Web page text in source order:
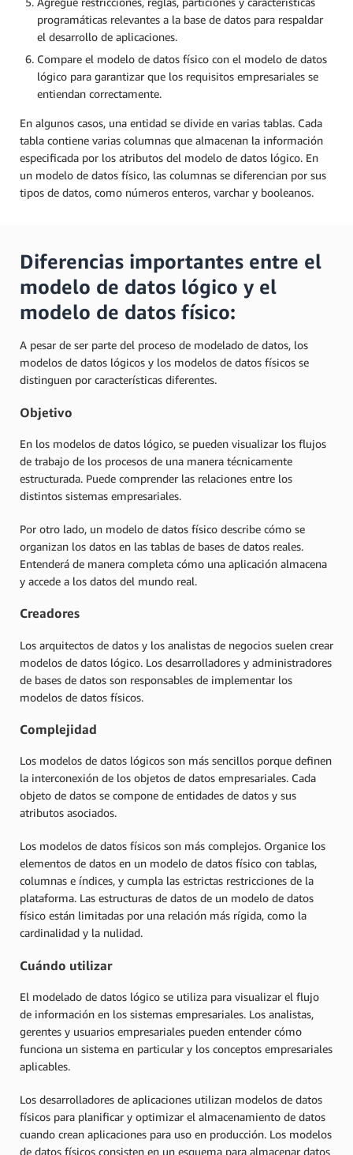
programáticas relevantes a la base de datos para respaldar
el desarrollo de aplicaciones.
Compare el modelo de datos físico con el modelo de datos
lógico para garantizar que los requisitos empresariales se
entiendan correctamente.
En algunos casos, una entidad se divide en varias tablas. Cada
tabla contiene varias columnas que almacenan la información
especificada por los atributos del modelo de datos lógico. En
un modelo de datos físico, las columnas se diferencian por sus
tipos de datos, como números enteros, varchar y booleanos.
Diferencias importantes entre el
modelo de datos lógico y el
modelo de datos físico:
A pesar de ser parte del proceso de modelado de datos, los
modelos de datos lógicos y los modelos de datos físicos se
distinguen por características diferentes.
Objetivo
En los modelos de datos lógico, se pueden visualizar los flujos
de trabajo de los procesos de una manera técnicamente
estructurada. Puede comprender las relaciones entre los
distintos sistemas empresariales.
Por otro lado, un modelo de datos físico describe cómo se
organizan los datos en las tablas de bases de datos reales.
Entenderá de manera completa cómo una aplicación almacena
y accede a los datos del mundo real.
Creadores
Los arquitectos de datos y los analistas de negocios suelen crear
modelos de datos lógico. Los desarrolladores y administradores
de bases de datos son responsables de implementar los
modelos de datos físicos.
Complejidad
Los modelos de datos lógicos son más sencillos porque definen
la interconexión de los objetos de datos empresariales. Cada
objeto de datos se compone de entidades de datos y sus
atributos asociados.
Los modelos de datos físicos son más complejos. Organice los
elementos de datos en un modelo de datos físico con tablas,
columnas e índices, y cumpla las estrictas restricciones de la
plataforma. Las estructuras de datos de un modelo de datos
físico están limitadas por una relación más rígida, como la
cardinalidad y la nulidad.
Cuándo utilizar
El modelado de datos lógico se utiliza para visualizar el flujo
de información en los sistemas empresariales. Los analistas,
gerentes y usuarios empresariales pueden entender cómo
funciona un sistema en particular y los conceptos empresariales
aplicables.
Los desarrolladores de aplicaciones utilizan modelos de datos
físicos para planificar y optimizar el almacenamiento de datos
cuando crean aplicaciones para uso en producción. Los modelos
de datos físicos consisten en un esquema para almacenar datos